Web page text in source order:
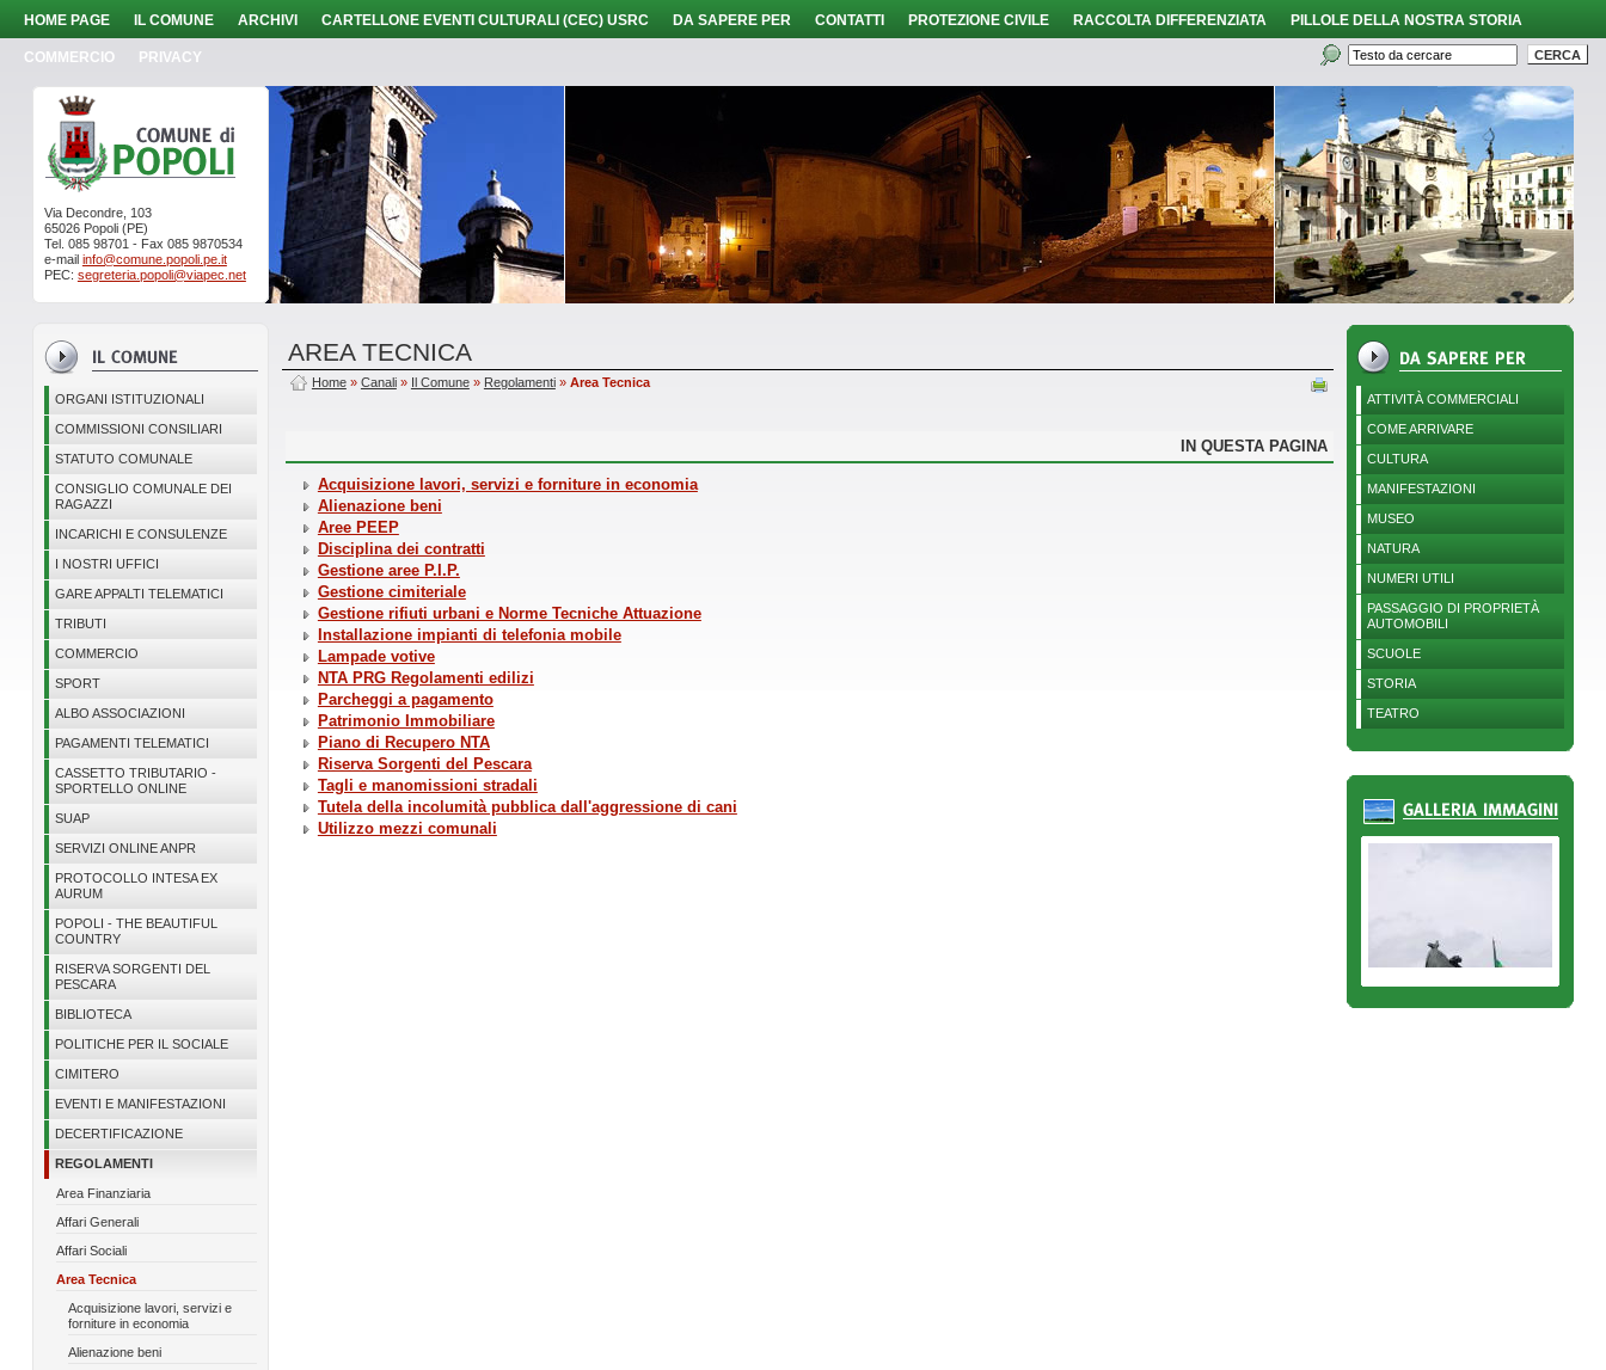
HOME PAGE IL COMUNE ARCHIVI CARTELLONE EVENTI CULTURALI (CEC) USRC DA SAPERE PER CONTATTI PROTEZIONE CIVILE RACCOLTA DIFFERENZIATA PILLOLE DELLA NOSTRA STORIA
COMMERCIO PRIVACY
Via Decondre, 103
65026 Popoli (PE)
Tel. 085 98701 - Fax 085 9870534
e-mail info@comune.popoli.pe.it
PEC: segreteria.popoli@viapec.net
ORGANI ISTITUZIONALI
COMMISSIONI CONSILIARI
STATUTO COMUNALE
CONSIGLIO COMUNALE DEI
RAGAZZI
INCARICHI E CONSULENZE
I NOSTRI UFFICI
GARE APPALTI TELEMATICI
TRIBUTI
COMMERCIO
SPORT
ALBO ASSOCIAZIONI
PAGAMENTI TELEMATICI
CASSETTO TRIBUTARIO -
SPORTELLO ONLINE
SUAP
SERVIZI ONLINE ANPR
PROTOCOLLO INTESA EX
AURUM
POPOLI - THE BEAUTIFUL
COUNTRY
RISERVA SORGENTI DEL
PESCARA
BIBLIOTECA
POLITICHE PER IL SOCIALE
CIMITERO
EVENTI E MANIFESTAZIONI
DECERTIFICAZIONE
REGOLAMENTI
Area Finanziaria
Affari Generali
Affari Sociali
Area Tecnica
Acquisizione lavori, servizi e
forniture in economia
Alienazione beni
ATTIVITÀ COMMERCIALI
COME ARRIVARE
CULTURA
MANIFESTAZIONI
MUSEO
NATURA
NUMERI UTILI
PASSAGGIO DI PROPRIETÀ
AUTOMOBILI
SCUOLE
STORIA
TEATRO
AREA TECNICA
Home» Canali» Il Comune» Regolamenti» Area Tecnica
IN QUESTA PAGINA
Acquisizione lavori, servizi e forniture in economia
Alienazione beni
Aree PEEP
Disciplina dei contratti
Gestione aree P.I.P.
Gestione cimiteriale
Gestione rifiuti urbani e Norme Tecniche Attuazione
Installazione impianti di telefonia mobile
Lampade votive
NTA PRG Regolamenti edilizi
Parcheggi a pagamento
Patrimonio Immobiliare
Piano di Recupero NTA
Riserva Sorgenti del Pescara
Tagli e manomissioni stradali
Tutela della incolumità pubblica dall'aggressione di cani
Utilizzo mezzi comunali